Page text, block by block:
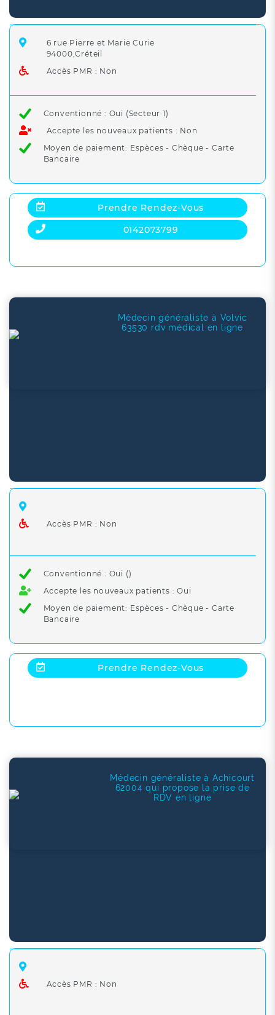
6 rue Pierre et Marie Curie
94000,Créteil
Accès PMR : Non
Conventionné : Oui (Secteur 1)
Accepte les nouveaux patients : Non
Moyen de paiement: Espèces - Chèque - Carte
Bancaire
Prendre Rendez-Vous
0142073799
Médecin généraliste à Volvic
63530 rdv médical en ligne
Accès PMR : Non
Conventionné : Oui ()
Accepte les nouveaux patients : Oui
Moyen de paiement: Espèces - Chèque - Carte
Bancaire
Prendre Rendez-Vous
Médecin généraliste à Achicourt
62004 qui propose la prise de
RDV en ligne
Accès PMR : Non